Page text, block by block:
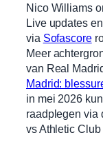
Nico Williams
Live updates
via Sofascore
Meer
van Real
Madrid:
in mei 2026
raadplegen via
vs Athletic